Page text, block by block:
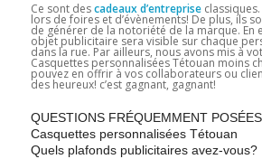
Ce sont descadeaux d’entrepriseclassiques.
lors de foires et d’évènements! De plus, ils
de générer de la notoriété de la marque. En
objet publicitaire sera visible sur chaque
dans la rue. Par ailleurs, nous avons mis à
Casquettes personnalisées Tétouan moins
pouvez en offrir à vos collaborateurs ou
des heureux! c’est gagnant, gagnant!
QUESTIONS FRÉQUEMMENT
Casquettes personnalisées Tétouan
Quels plafonds publicitaires avez-vous?